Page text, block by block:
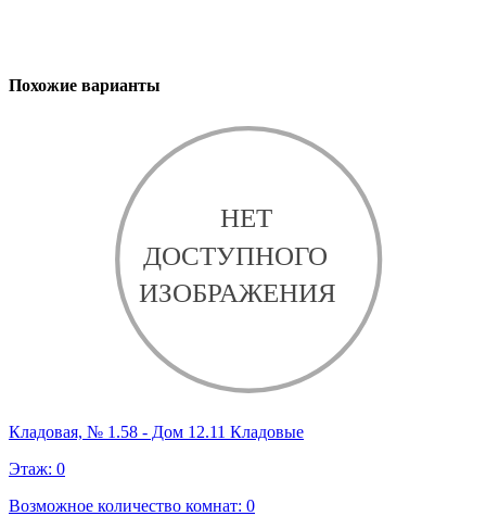
Похожие варианты
Кладовая, № 1.58 - Дом 12.11 Кладовые
Этаж: 0
Возможное количество комнат: 0